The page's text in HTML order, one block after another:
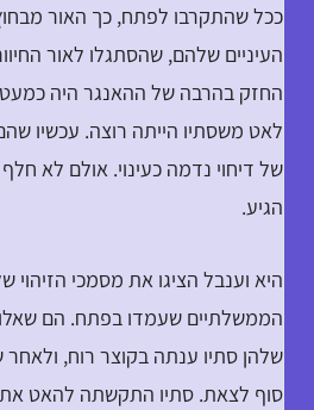
ככל שהתקרבו לפתח, כך האור
העיניים שלהם, שהסתגלו לאור
החזק בהרבה של ההאנגר היה
לאט משסתיו הייתה רוצה. עכשיו
של דיחוי נדמה כעינוי. אולם לא
הגיע.
היא וענבל הציגו את מסמכי הזיהוי
הממשלתיים שעמדו בפתח. הם
שלהן סתיו ענתה בקוצר רוח, ולאחר
סוף לצאת. סתיו התקשתה להאט